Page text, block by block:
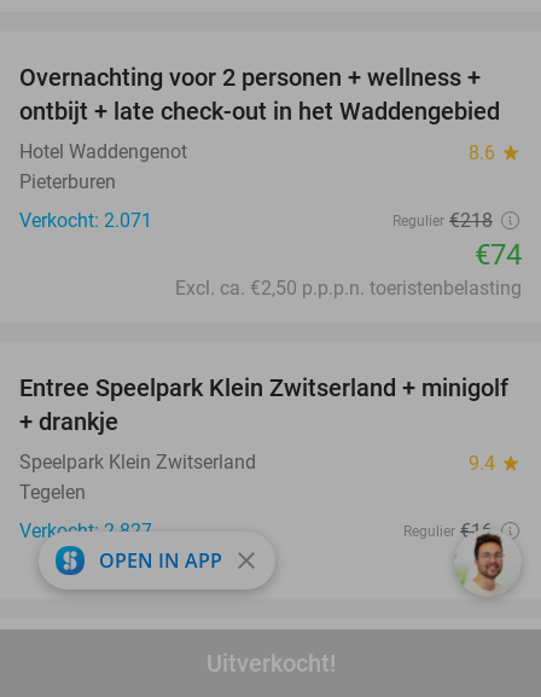
Uitverkocht!
66%
Overnachting voor 2 personen + wellness +
ontbijt + late check-out in het Waddengebied
Hotel Waddengenot 8.6 star
Pieterburen
Verkocht: 2.071
Regulier €218
€74
Excl. ca. €2,50 p.p.p.n. toeristenbelasting
38%
Entree Speelpark Klein Zwitserland + minigolf
+ drankje
Speelpark Klein Zwitserland 9.4 star
Tegelen
Verkocht: 2.827
Regulier €16
€9,95
3-gangen keuzediner bij Steakhouse Taurus
OPEN IN APP close